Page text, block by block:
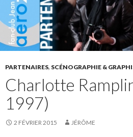
PARTENAIRES, SCÉNOGRAPHIE &
Charlotte
1997)
2 FÉVRIER 2015 JÉRÔME